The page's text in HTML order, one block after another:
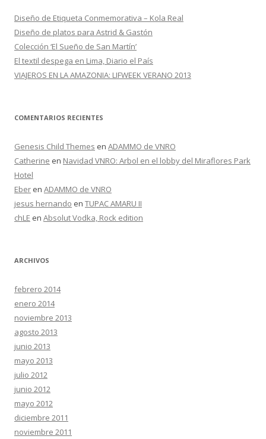
r
:
Diseño de Etiqueta Conmemorativa – Kola Real
Diseño de platos para Astrid & Gastón
Colección ‘El Sueño de San Martín’
El textil despega en Lima, Diario el País
VIAJEROS EN LA AMAZONIA: LIFWEEK VERANO 2013
COMENTARIOS RECIENTES
Genesis Child Themes en ADAMMO de VNRO
Catherine en Navidad VNRO: Arbol en el lobby del Miraflores Park
Hotel
Eber en ADAMMO de VNRO
jesus hernando en TUPAC AMARU II
chLE en Absolut Vodka, Rock edition
ARCHIVOS
febrero 2014
enero 2014
noviembre 2013
agosto 2013
junio 2013
mayo 2013
julio 2012
junio 2012
mayo 2012
diciembre 2011
noviembre 2011